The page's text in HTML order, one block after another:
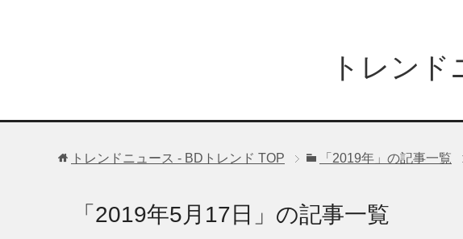
トレン
トレンドニュース - BDトレンド TOP 「2019年」の記事一覧
「2019年5月17日」の記事一覧